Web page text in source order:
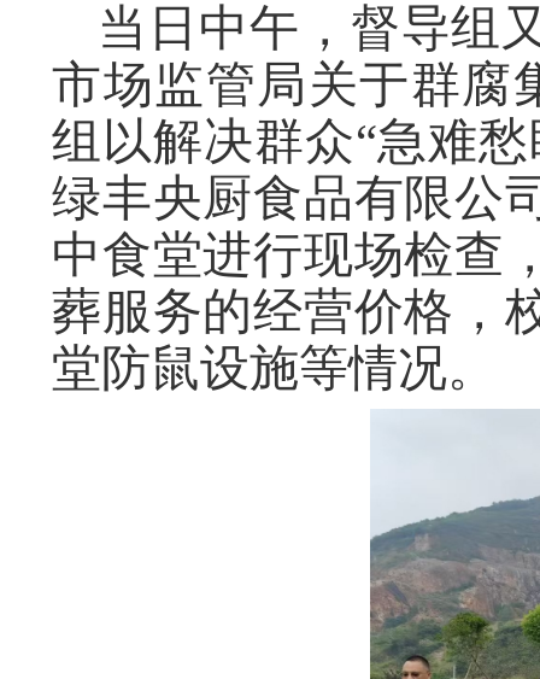
当日中午，督导组
市场监管局关于群腐
组以解决群众“急难
绿丰央厨食品有限公
中食堂进行现场检查
葬服务的经营价格，
堂防鼠设施等情况。